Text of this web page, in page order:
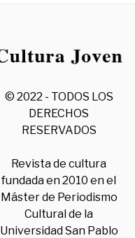
© 2022 - TODOS LOS
DERECHOS
RESERVADOS
Revista de cultura
fundada en 2010 en el
Máster de Periodismo
Cultural de la
Universidad San Pablo